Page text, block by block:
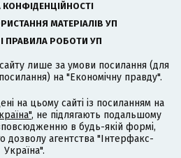
КОНФІДЕНЦІЙНОСТІ
МАТЕРІАЛІВ УП
ПРАВИЛА РОБОТИ УП
лише за умови посилання (для
на "Економічну правду".
на цьому сайті із посиланням на
, не підлягають подальшому
в будь-якій формі,
дозволу агентства "Інтерфакс-
Україна".